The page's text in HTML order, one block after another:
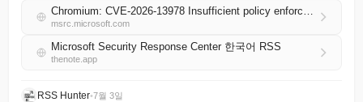
Chromium: CVE-2026-13978 Insufficient policy enforcement in PageInfo
msrc.microsoft.com
Microsoft Security Response Center 한국어 RSS
thenote.app
RSS Hunter•7월 3일